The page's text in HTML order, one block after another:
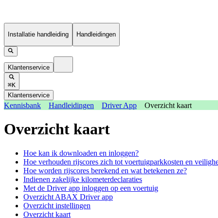
Installatie handleiding Handleidingen
Klantenservice
⌘K
Klantenservice
Kennisbank Handleidingen Driver App Overzicht kaart
Overzicht kaart
Hoe kan ik downloaden en inloggen?
Hoe verhouden rijscores zich tot voertuigparkkosten en
Hoe worden rijscores berekend en wat betekenen ze?
Indienen zakelijke kilometerdeclaraties
Met de Driver app inloggen op een voertuig
Overzicht ABAX Driver app
Overzicht instellingen
Overzicht kaart